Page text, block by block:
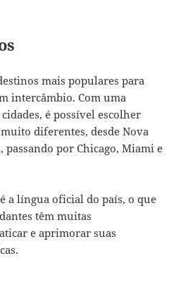
mais populares para
intercâmbio. Com uma
é possível escolher
diferentes, desde Nova
passando por Chicago, Miami e
a língua oficial do país, o que
têm muitas
e aprimorar suas